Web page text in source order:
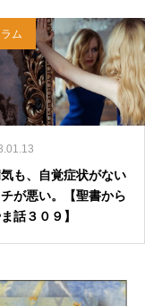
ム
も、自覚症状がない
が悪い。【聖書から
話３０９】